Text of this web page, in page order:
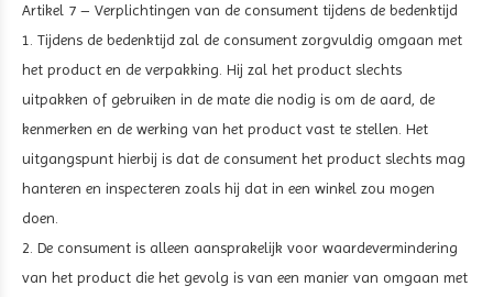
Artikel 7 – Verplichtingen van de consument tijdens de bedenktijd
1. Tijdens de bedenktijd zal de consument zorgvuldig omgaan met
het product en de verpakking. Hij zal het product slechts
uitpakken of gebruiken in de mate die nodig is om de aard, de
kenmerken en de werking van het product vast te stellen. Het
uitgangspunt hierbij is dat de consument het product slechts mag
hanteren en inspecteren zoals hij dat in een winkel zou mogen
doen.
2. De consument is alleen aansprakelijk voor waardevermindering
van het product die het gevolg is van een manier van omgaan met